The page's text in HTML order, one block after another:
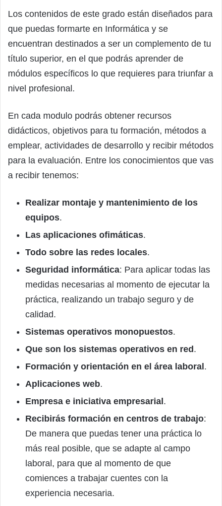
Los contenidos de este grado están diseñados para
que puedas formarte en Informática y se
encuentran destinados a ser un complemento de tu
título superior, en el que podrás aprender de
módulos específicos lo que requieres para triunfar a
nivel profesional.
En cada modulo podrás obtener recursos
didácticos, objetivos para tu formación, métodos a
emplear, actividades de desarrollo y recibir métodos
para la evaluación. Entre los conocimientos que vas
a recibir tenemos:
Realizar montaje y mantenimiento de los
equipos.
Las aplicaciones ofimáticas.
Todo sobre las redes locales.
Seguridad informática: Para aplicar todas las
medidas necesarias al momento de ejecutar la
práctica, realizando un trabajo seguro y de
calidad.
Sistemas operativos monopuestos.
Que son los sistemas operativos en red .
Formación y orientación en el área laboral .
Aplicaciones web.
Empresa e iniciativa empresarial .
Recibirás formación en centros de trabajo:
De manera que puedas tener una práctica lo
más real posible, que se adapte al campo
laboral, para que al momento de que
comiences a trabajar cuentes con la
experiencia necesaria.